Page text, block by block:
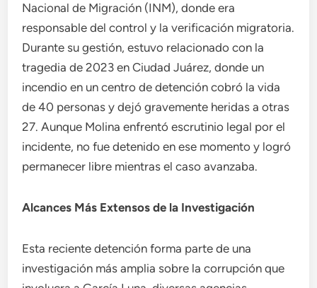
Nacional de Migración (INM), donde era
responsable del control y la verificación migratoria.
Durante su gestión, estuvo relacionado con la
tragedia de 2023 en Ciudad Juárez, donde un
incendio en un centro de detención cobró la vida
de 40 personas y dejó gravemente heridas a otras
27. Aunque Molina enfrentó escrutinio legal por el
incidente, no fue detenido en ese momento y logró
permanecer libre mientras el caso avanzaba.
Alcances Más Extensos de la Investigación
Esta reciente detención forma parte de una
investigación más amplia sobre la corrupción que